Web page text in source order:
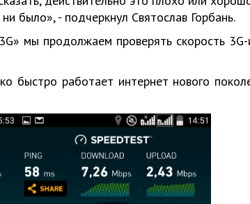
было», - подчеркнул Святослав Горбань.
мы продолжаем проверять скорость
быстро работает интернет нового